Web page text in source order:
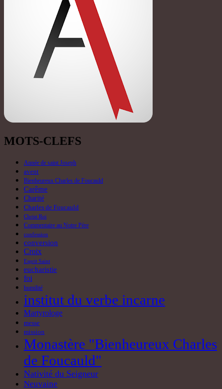
MOTS-CLEFS
Année de saint Joseph
Bienheureux Charles de Foucauld
Carême
Charité
conversion
Esprit Saint
foi
humilité
institut du verbe incarne
Martyrologe
messe
mission
Monastère "Bienheureux Charles
de Foucauld"
Nativité du Seigneur
Neuvaine
Noël
P. Carlos Miguel Buela
pardon
Passion
Pentecôte
prière
Pâques
Péché
Résurrection
sacerdoce
sacrifice
saint Augustin
sainteté